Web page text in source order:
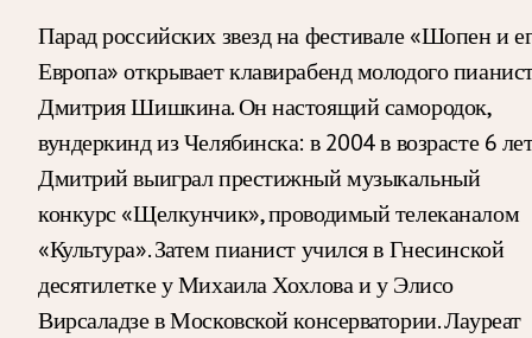
Парад российских звезд на фестивале «Шопен и
Европа» открывает клавирабенд молодого
Дмитрия Шишкина. Он настоящий самородок,
вундеркинд из Челябинска: в 2004 в возрасте 6
Дмитрий выиграл престижный музыкальный
конкурс «Щелкунчик», проводимый телеканалом
«Культура». Затем пианист учился в Гнесинской
десятилетке у Михаила Хохлова и у Элисо
Вирсаладзе в Московской консерватории. Лауреат